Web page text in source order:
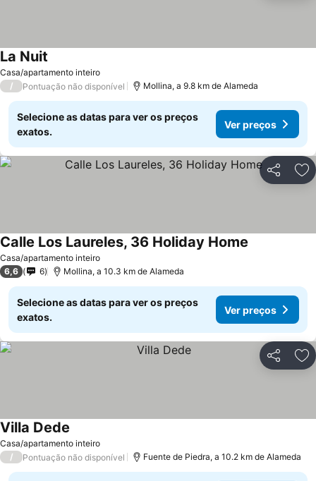
Casa/apartamento inteiro
La Nuit
/ Pontuação não disponível Mollina, a 9.8 km de Alameda
Selecione as datas para ver os preços
exatos.
Ver preços
Partilhar
Casa/apartamento inteiro
Calle Los Laureles, 36 Holiday Home
6,6 6 Mollina, a 10.3 km de Alameda
Selecione as datas para ver os preços
exatos.
Ver preços
Partilhar
Casa/apartamento inteiro
Villa Dede
/ Pontuação não disponível Fuente de Piedra, a 10.2 km de Alameda